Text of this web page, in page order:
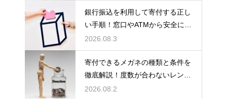
銀行振込を利用して寄付する正し
い手順！窓口やATMから安全に支
援金を送る方法
2026.08.3
寄付できるメガネの種類と条件を
徹底解説！度数が合わないレンズ
でも大丈夫
2026.08.2